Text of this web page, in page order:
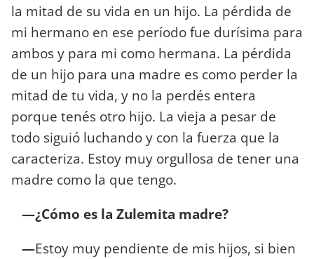
la mitad de su vida en un hijo. La pérdida de
mi hermano en ese período fue durísima para
ambos y para mi como hermana. La pérdida
de un hijo para una madre es como perder la
mitad de tu vida, y no la perdés entera
porque tenés otro hijo. La vieja a pesar de
todo siguió luchando y con la fuerza que la
caracteriza. Estoy muy orgullosa de tener una
madre como la que tengo.
—¿Cómo es la Zulemita madre?
—Estoy muy pendiente de mis hijos, si bien